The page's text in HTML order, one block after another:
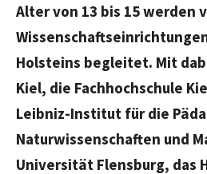
Alter von 13 bis 15 werden
Holsteins begleitet. Mit
Kiel, die Fachhochschule
Leibniz-Institut für die
Naturwissenschaften und
Universität Flensburg, das